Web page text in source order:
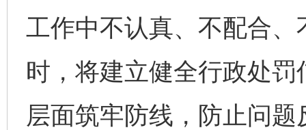
工作中不认真、不配合
时，将建立健全行政处
层面筑牢防线，防止问题
东山县通报“牛蛙产品抗生素超标问题” 法